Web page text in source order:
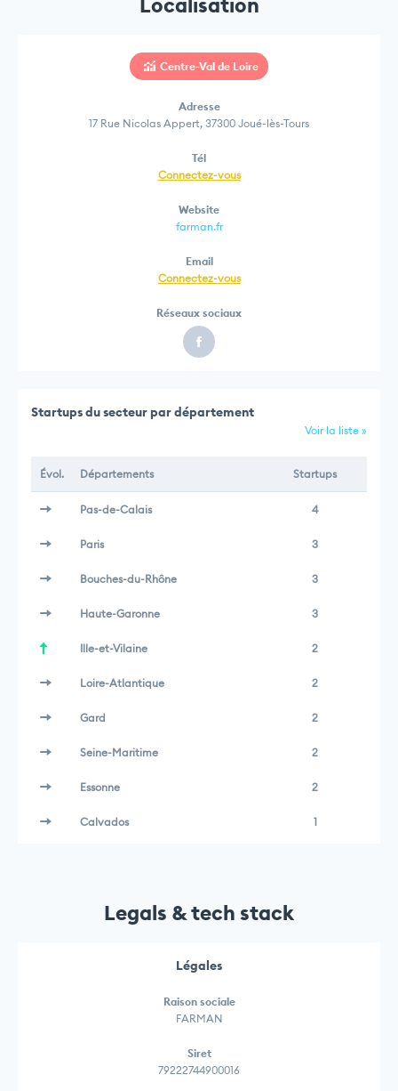
Localisation
Centre-Val de Loire
Adresse
17 Rue Nicolas Appert, 37300 Joué-lès-Tours
Tél
Connectez-vous
Website
farman.fr
Email
Connectez-vous
Réseaux sociaux
Startups du secteur par département
Voir la liste »
Évol. Départements Startups
Pas-de-Calais 4
Paris 3
Bouches-du-Rhône 3
Haute-Garonne 3
Ille-et-Vilaine 2
Loire-Atlantique 2
Gard 2
Seine-Maritime 2
Essonne 2
Calvados 1
Legals & tech stack
Légales
Raison sociale
FARMAN
Siret
79222744900016